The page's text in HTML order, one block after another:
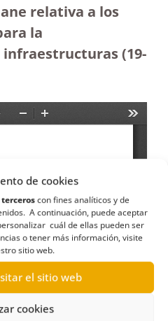
de cookies
con fines analíticos y de
A continuación, puede aceptar
cuál de ellas pueden ser
o tener más información, visite
sitio web.
el sitio web
cookies
relativa a los
la
(19-